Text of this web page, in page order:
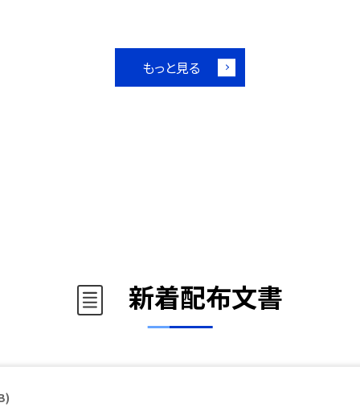
もっと見る
新着配布文書